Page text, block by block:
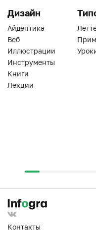
Дизайн
Айдентика
Веб
Иллюстрации
Инструменты
Книги
Лекции
Контакты